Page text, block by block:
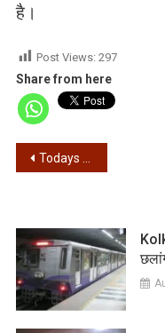
है।
Post Views: 297
Share from here
Post
Todays News – 06/01/2026 – आज की खबरें